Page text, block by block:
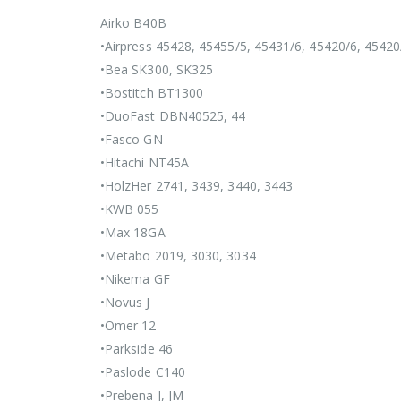
Airko B40B
•Airpress 45428, 45455/5, 45431/6, 45420/6,
•Bea SK300, SK325
•Bostitch BT1300
•DuoFast DBN40525, 44
•Fasco GN
•Hitachi NT45A
•HolzHer 2741, 3439, 3440, 3443
•KWB 055
•Max 18GA
•Metabo 2019, 3030, 3034
•Nikema GF
•Novus J
•Omer 12
•Parkside 46
•Paslode C140
•Prebena J, JM